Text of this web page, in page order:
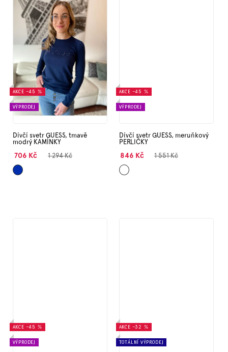
AKCE –45 %
VÝPRODEJ
Dívčí svetr GUESS, tmavě
modrý KAMÍNKY
706 Kč 1 294 Kč
Tmavě
AKCE –45 %
VÝPRODEJ
Dívčí svetr GUESS, meruňkový
PERLIČKY
846 Kč 1 551 Kč
Meruňková
AKCE –45 %
VÝPRODEJ
AKCE –32 %
TOTÁLNÍ VÝPRODEJ